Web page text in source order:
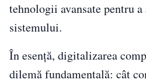
tehnologii avansate pentru
sistemului.
În esență, digitalizarea
dilemă fundamentală: cât